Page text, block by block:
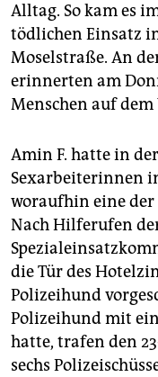
epaper login
Alltag. So kam es
tödlichen Einsatz
Moselstraße. An
erinnerten am
Menschen auf
Amin F. hatte in
Sexarbeiterinnen
woraufhin eine der
Nach Hilferufen
die Tür des
Polizeihund
Polizeihund mit
hatte, trafen den
sechs